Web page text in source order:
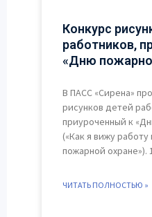
Конкурс
работников,
«Дню
В ПАСС «Сирена»
рисунков детей
приуроченный к
(«Как я вижу
пожарной охране»).
ЧИТАТЬ ПОЛНОСТЬЮ »